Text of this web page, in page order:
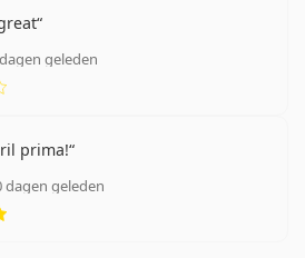
geleden
Beoordeling 4 van 5
prima!
dagen geleden
Beoordeling 5 van 5